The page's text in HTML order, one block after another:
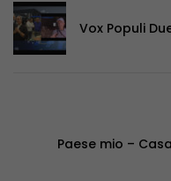
Vox Populi
Paese mio –